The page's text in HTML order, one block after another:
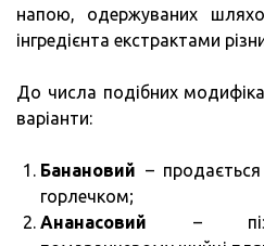
напою, одержуваних
інгредієнта екстрактами
До числа подібних
варіанти:
Банановий –
горлечком;
Ананасовий –